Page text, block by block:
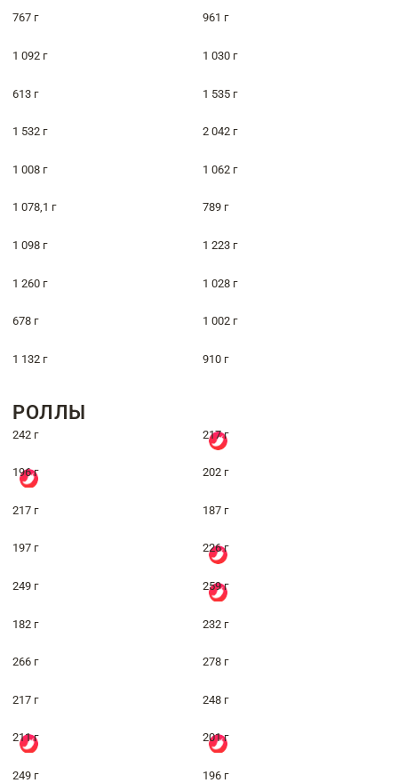
767 г 961 г
1 092 г 1 030 г
613 г 1 535 г
1 532 г 2 042 г
1 008 г 1 062 г
1 078,1 г 789 г
1 098 г 1 223 г
1 260 г 1 028 г
678 г 1 002 г
1 132 г 910 г
РОЛЛЫ
242 г 217 г
196 г 202 г
217 г 187 г
197 г 226 г
249 г 259 г
182 г 232 г
266 г 278 г
217 г 248 г
211 г 201 г
249 г 196 г